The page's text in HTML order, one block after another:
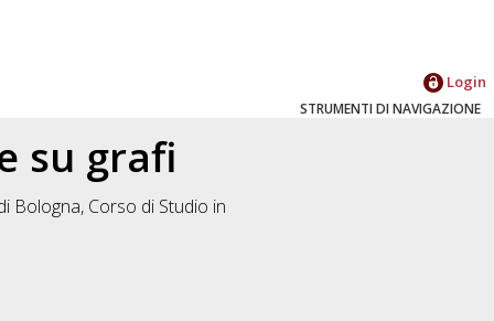
Login
STRUMENTI DI NAVIGAZIONE
su grafi
Bologna, Corso di Studio in